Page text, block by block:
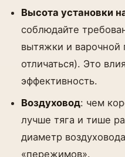
Высота установки
соблюдайте
вытяжки и варочной
отличаться). Это
эффективность.
Воздуховод: чем
лучше тяга и тише
диаметр
«пережимов».